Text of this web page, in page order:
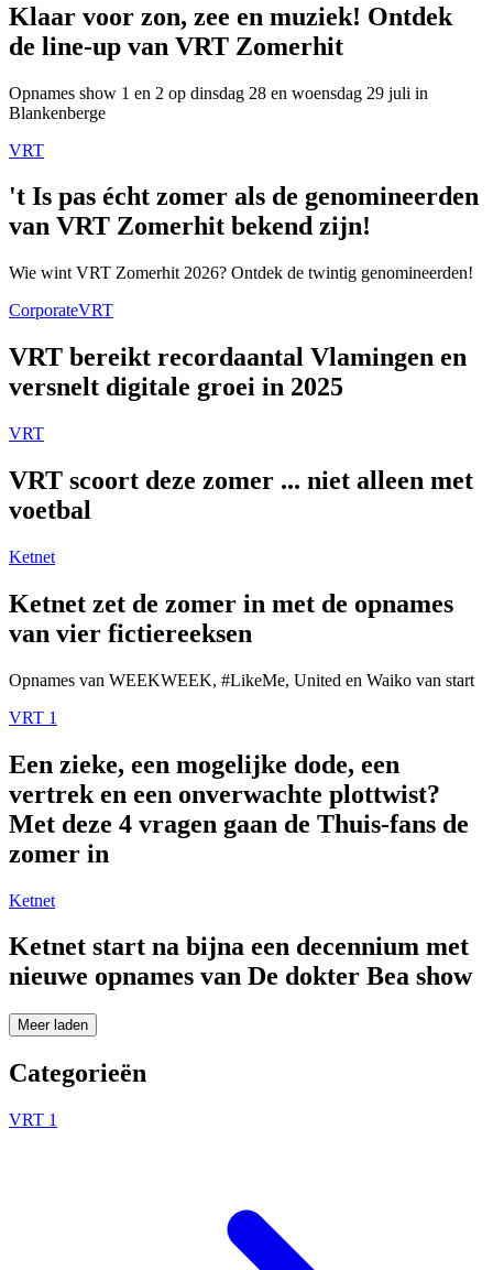
Klaar voor zon, zee en muziek! Ontdek
de line-up van VRT Zomerhit
Opnames show 1 en 2 op dinsdag 28 en woensdag 29 juli in
Blankenberge
VRT
't Is pas écht zomer als de genomineerden
van VRT Zomerhit bekend zijn!
Wie wint VRT Zomerhit 2026? Ontdek de twintig genomineerden!
CorporateVRT
VRT bereikt recordaantal Vlamingen en
versnelt digitale groei in 2025
VRT
VRT scoort deze zomer ... niet alleen met
voetbal
Ketnet
Ketnet zet de zomer in met de opnames
van vier fictiereeksen
Opnames van WEEKWEEK, #LikeMe, United en Waiko van start
VRT 1
Een zieke, een mogelijke dode, een
vertrek en een onverwachte plottwist?
Met deze 4 vragen gaan de Thuis-fans de
zomer in
Ketnet
Ketnet start na bijna een decennium met
nieuwe opnames van De dokter Bea show
Meer laden
Categorieën
VRT 1